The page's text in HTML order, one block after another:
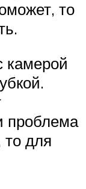
то
камерой
проблема
то для